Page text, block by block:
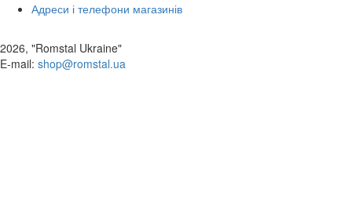
Адреси і телефони магазинів
2026, "Romstal Ukraine"
​E-mail: shop@romstal.ua